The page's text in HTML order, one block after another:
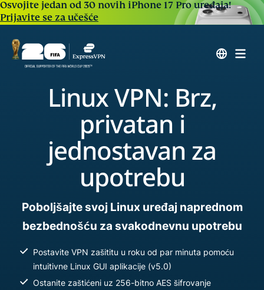
Osvojite jedan od 30 novih iPhone 17 Pro uređaja!
Prijavite se za učešće
Linux VPN: Brz,
privatan i
jednostavan za
upotrebu
Poboljšajte svoj Linux uređaj naprednom
bezbednošću za svakodnevnu upotrebu
Postavite VPN zašititu u roku od par minuta pomoću
intuitivne Linux GUI aplikacije (v5.0)
Ostanite zaštićeni uz 256-bitno AES šifrovanje